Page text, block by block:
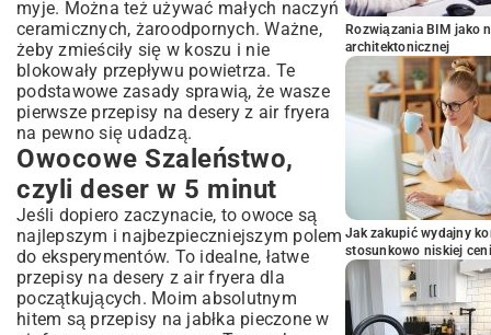
myje. Można też używać małych naczyń
ceramicznych, żaroodpornych. Ważne,
żeby zmieściły się w koszu i nie
blokowały przepływu powietrza. Te
podstawowe zasady sprawią, że wasze
pierwsze przepisy na desery z air fryera
na pewno się udadzą.
Owocowe Szaleństwo,
czyli deser w 5 minut
Jeśli dopiero zaczynacie, to owoce są
najlepszym i najbezpieczniejszym polem
do eksperymentów. To idealne, łatwe
przepisy na desery z air fryera dla
początkujących. Moim absolutnym
hitem są przepisy na jabłka pieczone w
Rozwiązania BIM jako
architektonicznej
Jak zakupić wydajny
stosunkowo niskiej